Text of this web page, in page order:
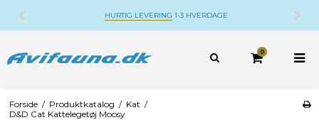
HURTIG LEVERING 1-3 HVERDAGE
0
Forside / Produktkatalog / Kat /
D&D Cat Kattelegetøj Moosy